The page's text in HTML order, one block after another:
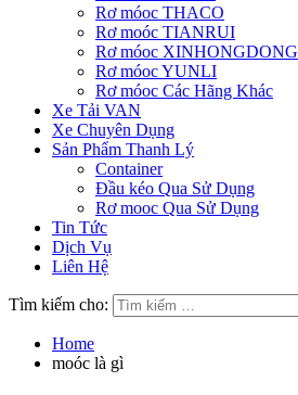
Rơ móoc THACO
Rơ moóc TIANRUI
Rơ móoc XINHONGDONG
Rơ móoc YUNLI
Rơ móoc Các Hãng Khác
Xe Tải VAN
Xe Chuyên Dụng
Sản Phẩm Thanh Lý
Container
Đầu kéo Qua Sử Dụng
Rơ mooc Qua Sử Dụng
Tin Tức
Dịch Vụ
Liên Hệ
Tìm kiếm cho:
Home
moóc là gì